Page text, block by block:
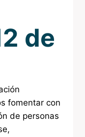
de
fomentar con
de personas